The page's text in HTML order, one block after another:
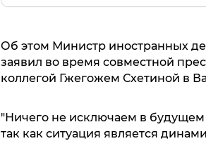
Об этом Министр иностранных
заявил во время совместной
коллегой Гжегожем Схетиной в
"Ничего не исключаем в будущем
так как ситуация является